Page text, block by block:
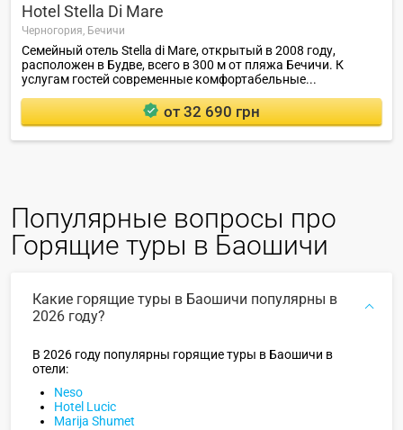
Hotel Stella Di Mare
Черногория, Бечичи
Семейный отель Stella di Mare, открытый в 2008 году,
расположен в Будве, всего в 300 м от пляжа Бечичи. К
услугам гостей современные комфортабельные...
от 32 690 грн
Популярные вопросы про
Горящие туры в Баошичи
Какие горящие туры в Баошичи популярны в
2026 году?
В 2026 году популярны горящие туры в Баошичи в
отели:
Neso
Hotel Lucic
Marija Shumet